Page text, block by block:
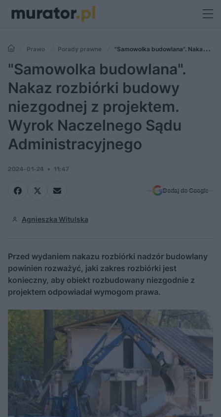
Prawo Porady prawne
"Samowolka budowlana". Nakaz
rozbiórki budowy niezgodnej z projektem. Wyrok Naczelnego Sądu
Administracyjnego
"Samowolka budowlana".
Nakaz rozbiórki budowy
niezgodnej z projektem.
Wyrok Naczelnego Sądu
Administracyjnego
2024-01-24 11:47
Dodaj do Google
Agnieszka Witulska
Przed wydaniem nakazu rozbiórki nadzór budowlany
powinien rozważyć, jaki zakres rozbiórki jest
konieczny, aby obiekt rozbudowany niezgodnie z
projektem odpowiadał wymogom prawa.